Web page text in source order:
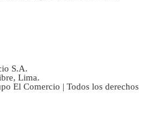
S.A.
Lima.
El Comercio | Todos los derechos